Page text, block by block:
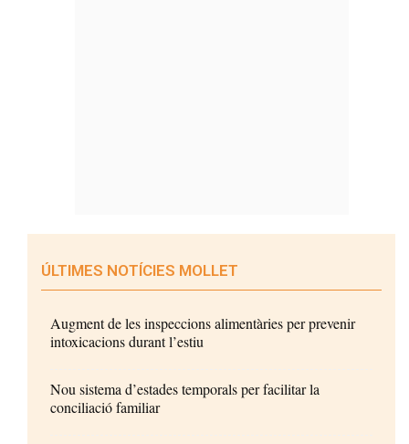
ÚLTIMES NOTÍCIES MOLLET
Augment de les inspeccions alimentàries per prevenir
intoxicacions durant l’estiu
Nou sistema d’estades temporals per facilitar la
conciliació familiar